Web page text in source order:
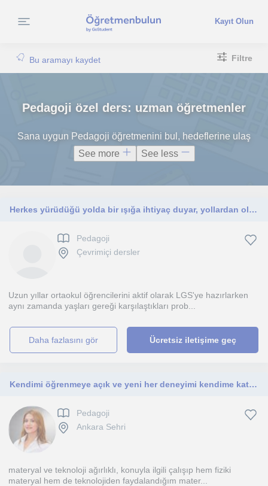
Kayıt Olun
Bu aramayı kaydet Filtre
Pedagoji özel ders: uzman öğretmenler
Sana uygun Pedagoji öğretmenini bul, hedeflerine ulaş
See more
See less
Herkes yürüdüğü yolda bir ışığa ihtiyaç duyar, yollardan oluşan yaşamınızda doğru rehberlik her şeyi kolaylaştırabilir.
Pedagoji
Çevrimiçi dersler
Uzun yıllar ortaokul öğrencilerini aktif olarak LGS'ye hazırlarken
aynı zamanda yaşları gereği karşılaştıkları prob...
daha fazlasını gör Ücretsiz iletişime geç
Kendimi öğrenmeye açık ve yeni her deneyimi kendime katmaya hazır olarak tanımlarım, derslerim okul öncesi düzeyine yönelik
Pedagoji
Ankara Sehri
materyal ve teknoloji ağırlıklı, konuyla ilgili çalışıp hem fiziki
materyal hem de teknolojiden faydalandığım mater...